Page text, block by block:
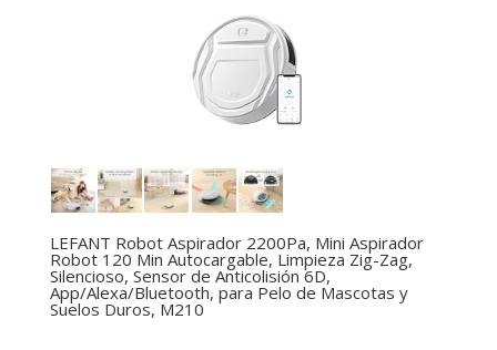
LEFANT Robot Aspirador 2200Pa, Mini Aspirador
Robot 120 Min Autocargable, Limpieza Zig-Zag,
Silencioso, Sensor de Anticolisión 6D,
App/Alexa/Bluetooth, para Pelo de Mascotas y
Suelos Duros, M210